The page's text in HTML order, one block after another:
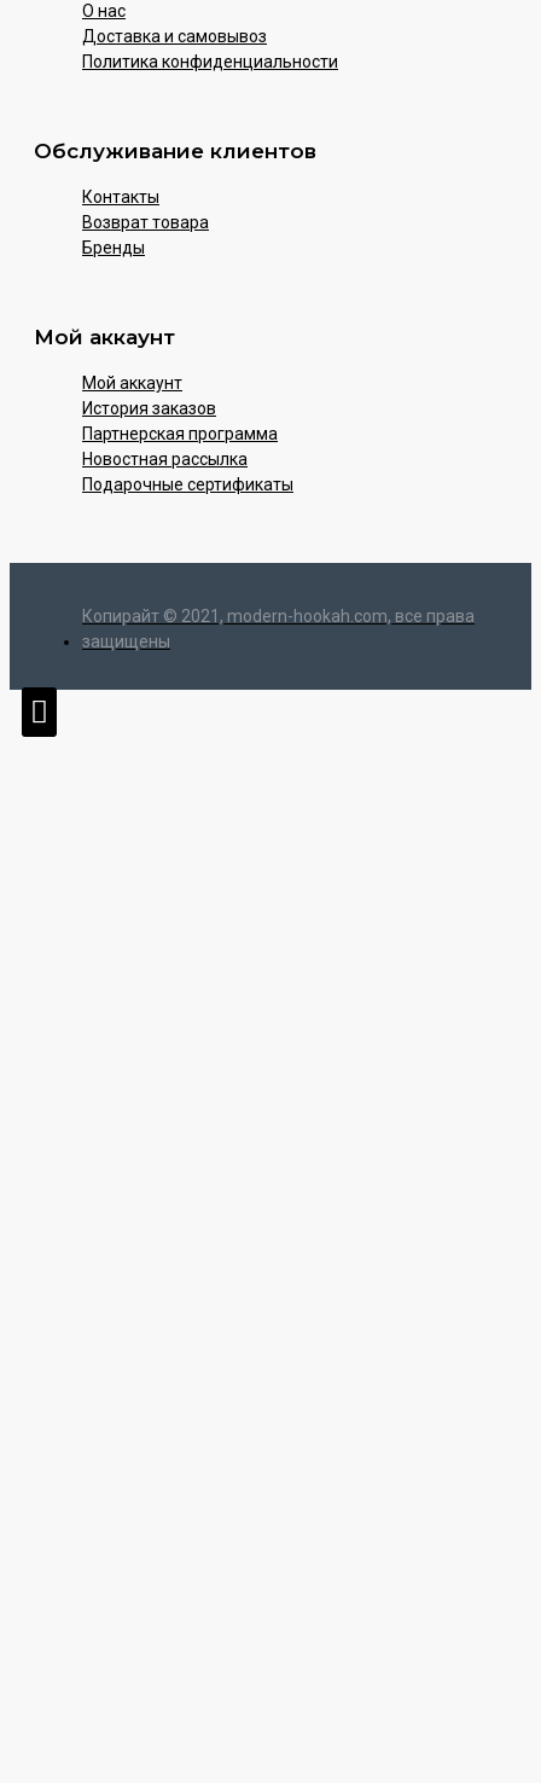
О нас
Доставка и самовывоз
Политика конфиденциальности
Обслуживание клиентов
Контакты
Возврат товара
Бренды
Мой аккаунт
Мой аккаунт
История заказов
Партнерская программа
Новостная рассылка
Подарочные сертификаты
Копирайт © 2021, modern-hookah.com, все права
защищены